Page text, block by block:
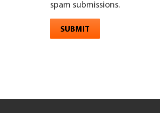
spam submissions.
SUBMIT